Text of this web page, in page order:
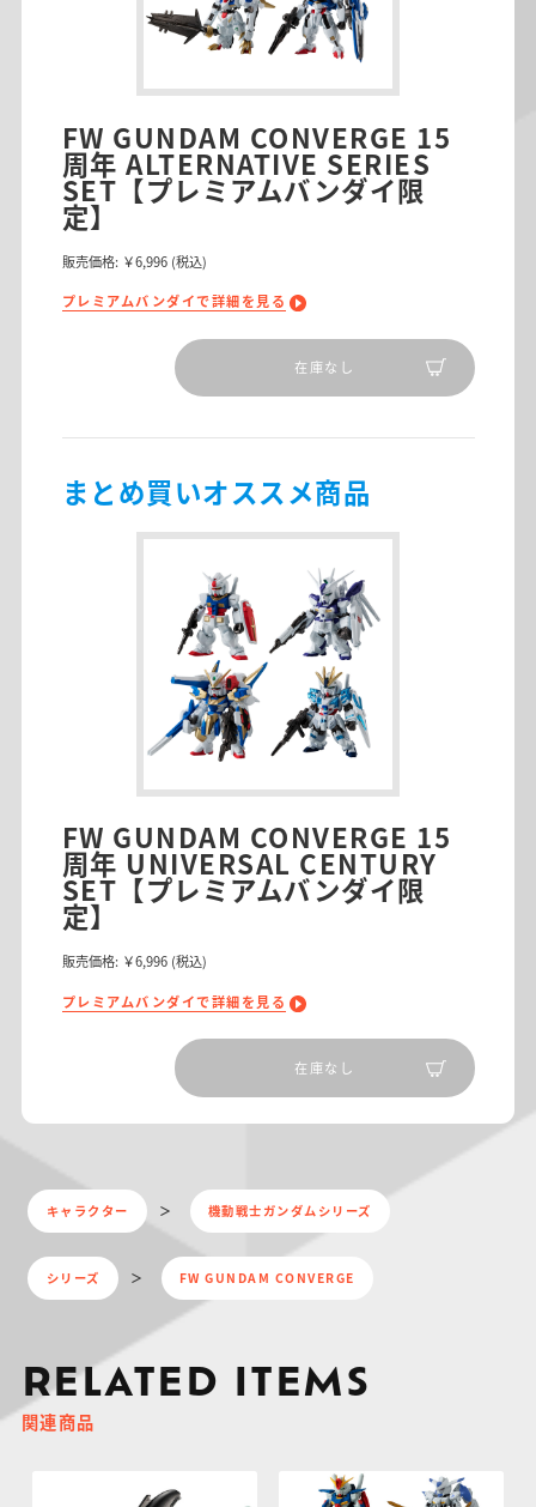
FW GUNDAM CONVERGE 15
周年 ALTERNATIVE SERIES
SET【プレミアムバンダイ限
定】
販売価格: ￥6,996 (税込)
プレミアムバンダイで詳細を見る
在庫なし
まとめ買いオススメ商品
FW GUNDAM CONVERGE 15
周年 UNIVERSAL CENTURY
SET【プレミアムバンダイ限
定】
販売価格: ￥6,996 (税込)
プレミアムバンダイで詳細を見る
在庫なし
キャラクター 機動戦士ガンダムシリーズ
シリーズ FW GUNDAM CONVERGE
RELATED ITEMS
関連商品